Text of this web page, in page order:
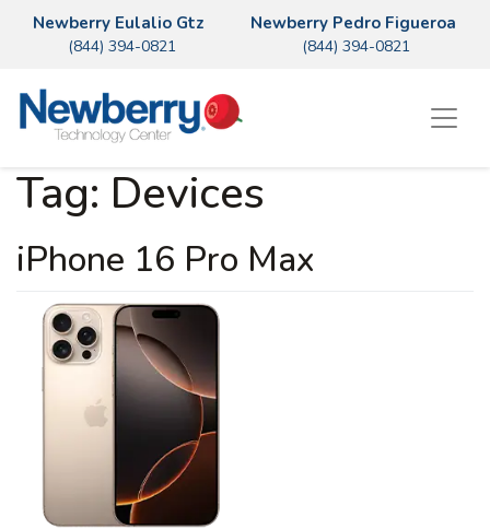
Newberry Eulalio Gtz
(844) 394-0821
Newberry Pedro Figueroa
(844) 394-0821
Tag: Devices
iPhone 16 Pro Max